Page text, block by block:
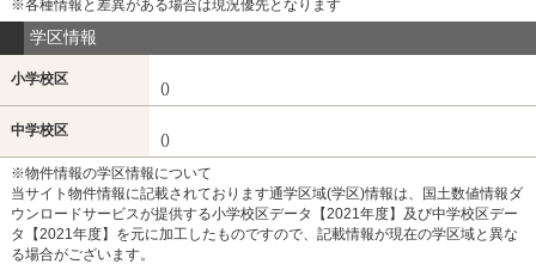
※各種情報と差異がある場合は現況優先となります
学区情報
小学校区
()
中学校区
()
※物件情報の学区情報について
当サイト物件情報に記載されております通学区域(学区)情報は、国土数値情報ダ
ウンロードサービスが提供する小学校区データ【2021年度】及び中学校区デー
タ【2021年度】を元に加工したものですので、記載情報が現在の学区域と異な
る場合がございます。